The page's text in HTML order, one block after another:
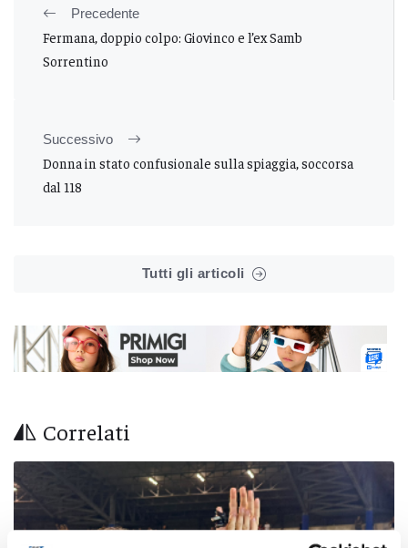
Precedente
Fermana, doppio colpo: Giovinco e l’ex Samb
Sorrentino
Successivo
Donna in stato confusionale sulla spiaggia, soccorsa
dal 118
Tutti gli articoli
Correlati